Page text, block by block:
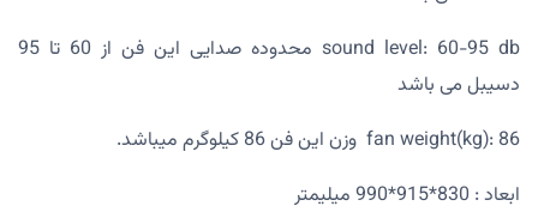
sound level: 60-95 db محدوده صدایی این فن از 60 تا 95
دسیبل می باشد
fan weight(kg): 86 وزن این فن 86 کیلوگرم میباشد.
ابعاد : 830*915*990 میلیمتر